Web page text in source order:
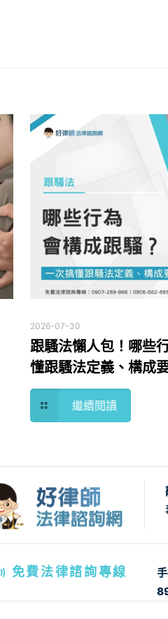
2026-07-30
跟騷法懶人包！哪些
懂跟騷法定義、構成
繼續閱讀
免費法律諮詢專線